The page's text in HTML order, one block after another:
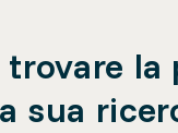
la
sua